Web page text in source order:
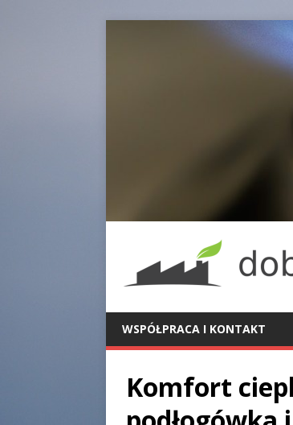
WSPÓŁPRACA I KONTAKT
Komfort